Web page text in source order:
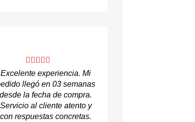
Excelente experiencia. Mi
llegó en 03 semanas
desde la fecha de compra.
Servicio al cliente atento y
con respuestas concretas.